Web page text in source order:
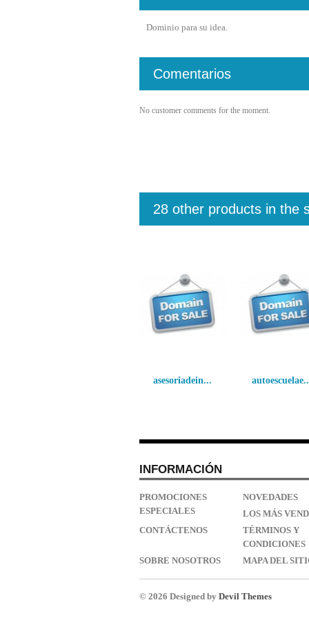
Dominio para su idea.
Comentarios
No customer comments for the moment.
28 other products in the
asesoriadein...
INFORMACIÓN
PROMOCIONES
ESPECIALES
NOVEDADES
LOS MÁS
CONTÁCTENOS
TÉRMINOS Y
CONDICIONES
SOBRE NOSOTROS
MAPA DEL
© 2026 Designed by Devil Themes